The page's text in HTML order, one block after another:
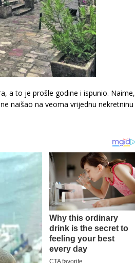
a to je prošle godine i ispunio. Naime,
naišao na veoma vrijednu nekretninu